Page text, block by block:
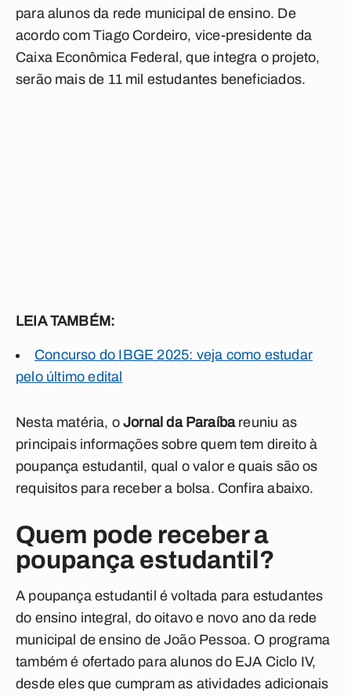
para alunos da rede municipal de ensino. De
acordo com Tiago Cordeiro, vice-presidente da
Caixa Econômica Federal, que integra o projeto,
serão mais de 11 mil estudantes beneficiados.
LEIA TAMBÉM:
Concurso do IBGE 2025: veja como estudar
pelo último edital
Nesta matéria, oJornal da Paraíbareuniu as
principais informações sobre quem tem direito à
poupança estudantil, qual o valor e quais são os
requisitos para receber a bolsa. Confira abaixo.
Quem pode receber a
poupança estudantil?
A poupança estudantil é voltada para estudantes
do ensino integral, do oitavo e novo ano da rede
municipal de ensino de João Pessoa. O programa
também é ofertado para alunos do EJA Ciclo IV,
desde eles que cumpram as atividades adicionais